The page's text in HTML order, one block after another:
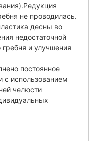
не проводилась.
десны во
недостаточной
и улучшения
постоянное
с использованием
челюсти